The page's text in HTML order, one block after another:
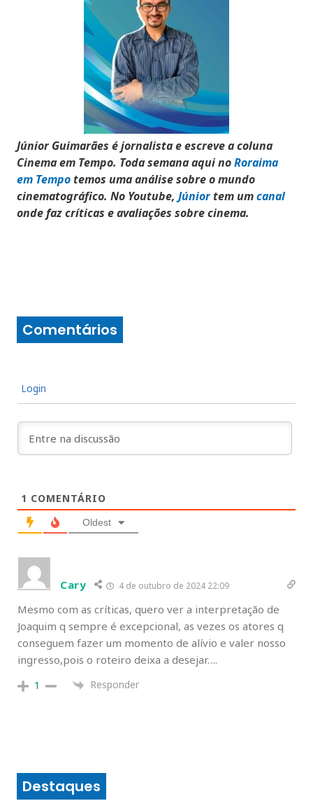
Júnior Guimarães é jornalista e escreve a coluna
Cinema em Tempo. Toda semana aqui noRoraima
em Tempotemos uma análise sobre o mundo
cinematográfico. No Youtube, Júniortem umcanal
onde faz críticas e avaliações sobre cinema.
Comentários
Login
1 COMENTÁRIO
Oldest
Cary 4 de outubro de 2024 22:09
Mesmo com as críticas, quero ver a interpretação de
Joaquim q sempre é excepcional, as vezes os atores q
conseguem fazer um momento de alívio e valer nosso
ingresso,pois o roteiro deixa a desejar….
1 Responder
Destaques